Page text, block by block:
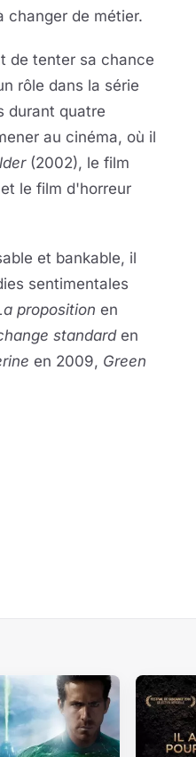
changer de métier.
de tenter sa chance
rôle dans la série
durant quatre
au cinéma, où il
(2002), le film
le film d'horreur
et bankable, il
sentimentales
proposition en
standarden
en 2009, Green